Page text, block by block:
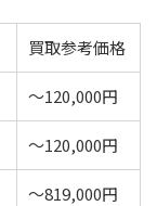
買取参考価格
～120,000円
～120,000円
～819,000円